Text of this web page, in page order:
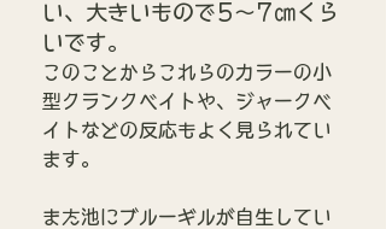
い、大きいもので5～7㎝くら
いです。
このことからこれらのカラーの小
型クランクベイトや、ジャークベ
イトなどの反応もよく見られてい
ます。
また池にブルーギルが自生してい